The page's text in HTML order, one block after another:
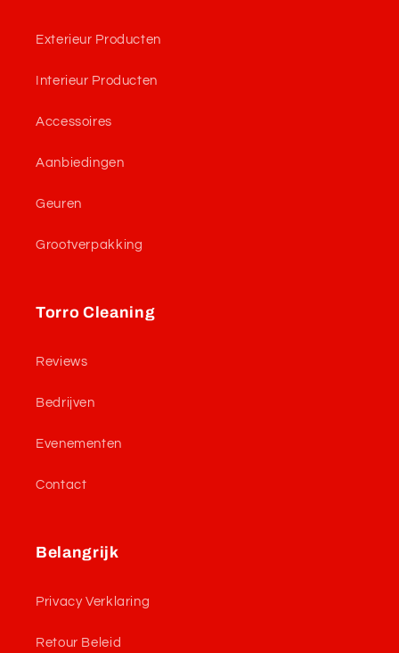
Exterieur Producten
Interieur Producten
Accessoires
Aanbiedingen
Geuren
Grootverpakking
Torro Cleaning
Reviews
Bedrijven
Evenementen
Contact
Belangrijk
Privacy Verklaring
Retour Beleid